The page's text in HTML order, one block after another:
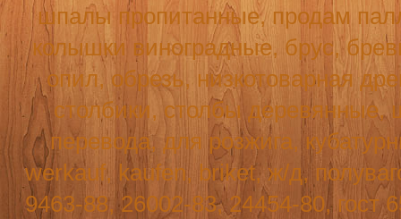
шпалы пропитанные, продам
колышки виноградные, брус,
опил, обрезь, низкотоварная
столбики, столбы
перевода, для розжига,
werkauf, kaufen,briket, ж/д,
9463-88, 26002-83, 24454-80, гост